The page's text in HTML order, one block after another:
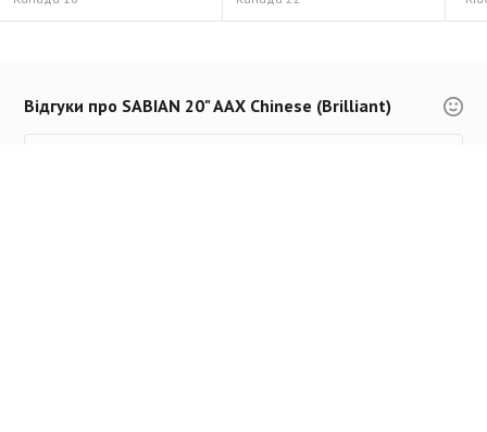
Відгуки про SABIAN 20" AAX Chinese (Brilliant)